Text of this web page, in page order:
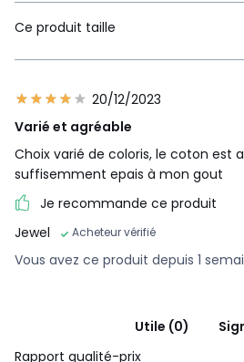
Ce produit taille
20/12/2023
Varié et agréable
Choix varié de coloris, le coton est
suffisemment epais à mon gout
Je recommande ce produit
Jewel
Acheteur vérifié
Vous avez ce produit depuis 1
Utile (0)
Rapport qualité-prix